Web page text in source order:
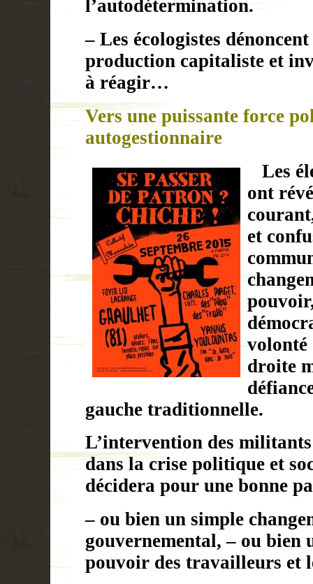
l’autodétermination.
– Les écologistes
production capitaliste et
à réagir…
Vers une puissante force
autogestionnaire
Les
ont
et
volonté
droite
gauche traditionnelle.
L’intervention des
dans la crise politique et
décidera pour une bonne
– ou bien un simple
gouvernemental, – ou bien
pouvoir des travailleurs et